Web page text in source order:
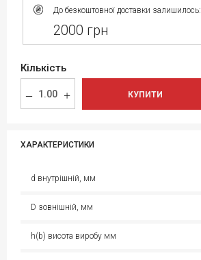
До безкоштовної доставки залишилось:
2000 грн
Кількість
КУПИТИ
ХАРАКТЕРИСТИКИ
d внутрішній, мм
D зовнішній, мм
h(b) висота виробу мм